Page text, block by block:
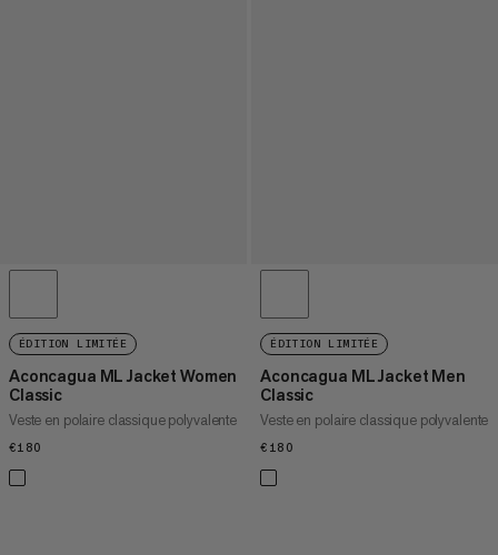
ÉDITION LIMITÉE
Aconcagua ML Jacket Women
Classic
Veste en polaire classique polyvalente
€180
ÉDITION LIMITÉE
Aconcagua ML Jacket Men
Classic
Veste en polaire classique polyvalente
€180